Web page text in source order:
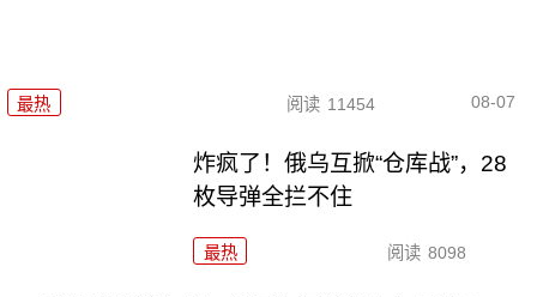
最热 阅读 11454 08-07
炸疯了！俄乌互掀“仓库战”，28
枚导弹全拦不住
最热 阅读 8098